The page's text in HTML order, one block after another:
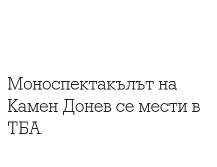
Моноспектакълът на
Камен Донев се мести в
ТБА